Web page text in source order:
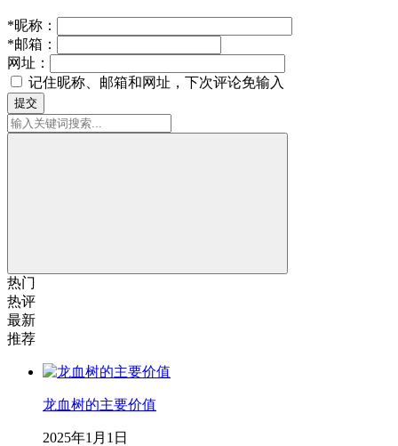
*昵称：
*邮箱：
网址：
记住昵称、邮箱和网址，下次评论免输入
提交
热门
热评
最新
推荐
龙血树的主要价值
2025年1月1日